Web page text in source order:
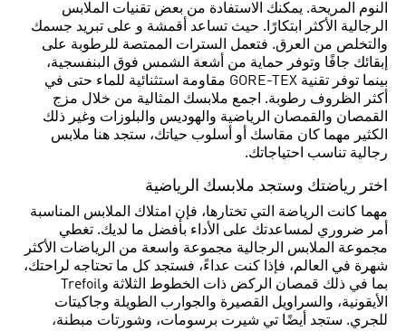
النوم المريحة. يمكنك الاستفادة من بعض تقنيات الملابس
الرجالية الأكثر ابتكارًا. حيث تساعد أقمشة و على تبريد جسمك
والتخلص من العرق. فتعمل السترات الممتصة للرطوبة على
إبقائك جافًا وتوفر حماية من أشعة الشمس فوق البنفسجية،
بينما توفر تقنية GORE-TEX مقاومة استثنائية للماء حتى في
أكثر الظروف رطوبة. اجمع ملابسك المثالية من خلال مزج
القمصان والقمصان الرياضية والهوديس والبلوزات وغير ذلك
الكثير مهما كان مقاسك أو أسلوب حياتك، ستجد هنا ملابس
رجالية تناسب احتياجاتك.
اختر رياضتك وستجد ملابسك الرياضية
مهما كانت الرياضة التي تختارها، فإن امتلاك الملابس المناسبة
أمر ضروري لمساعدتك على الأداء بأفضل ما لديك. تغطي
مجموعة الملابس الرجالية مجموعة واسعة من الرياضات الأكثر
شهرة في العالم، فإذا كنت عداءً، فستجد كل ما تحتاجه لراحتك،
بما في ذلك قمصان الركض ذات الخطوط الثلاثة وTrefoil
الأيقونية، والسراويل القصيرة والجوارب الطويلة وجاكيتات
للجري. ستجد أيضًا تي شيرت برسومات، وشورتات مبطنة،